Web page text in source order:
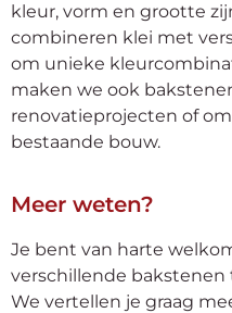
kleur, vorm en grootte
combineren klei met
om unieke
maken we ook
renovatieprojecten of
bestaande bouw.
Meer weten?
Je bent van harte
verschillende bakstenen
We vertellen je graag